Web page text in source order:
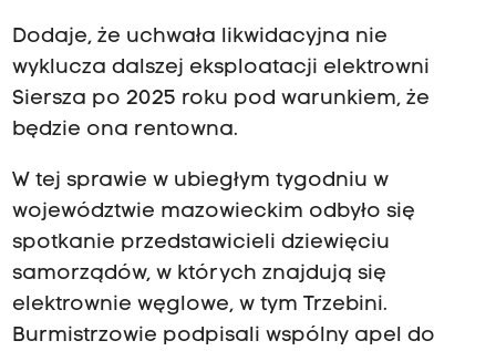
Dodaje, że uchwała likwidacyjna nie
wyklucza dalszej eksploatacji elektrowni
Siersza po 2025 roku pod warunkiem, że
będzie ona rentowna.
W tej sprawie w ubiegłym tygodniu w
województwie mazowieckim odbyło się
spotkanie przedstawicieli dziewięciu
samorządów, w których znajdują się
elektrownie węglowe, w tym Trzebini.
Burmistrzowie podpisali wspólny apel do